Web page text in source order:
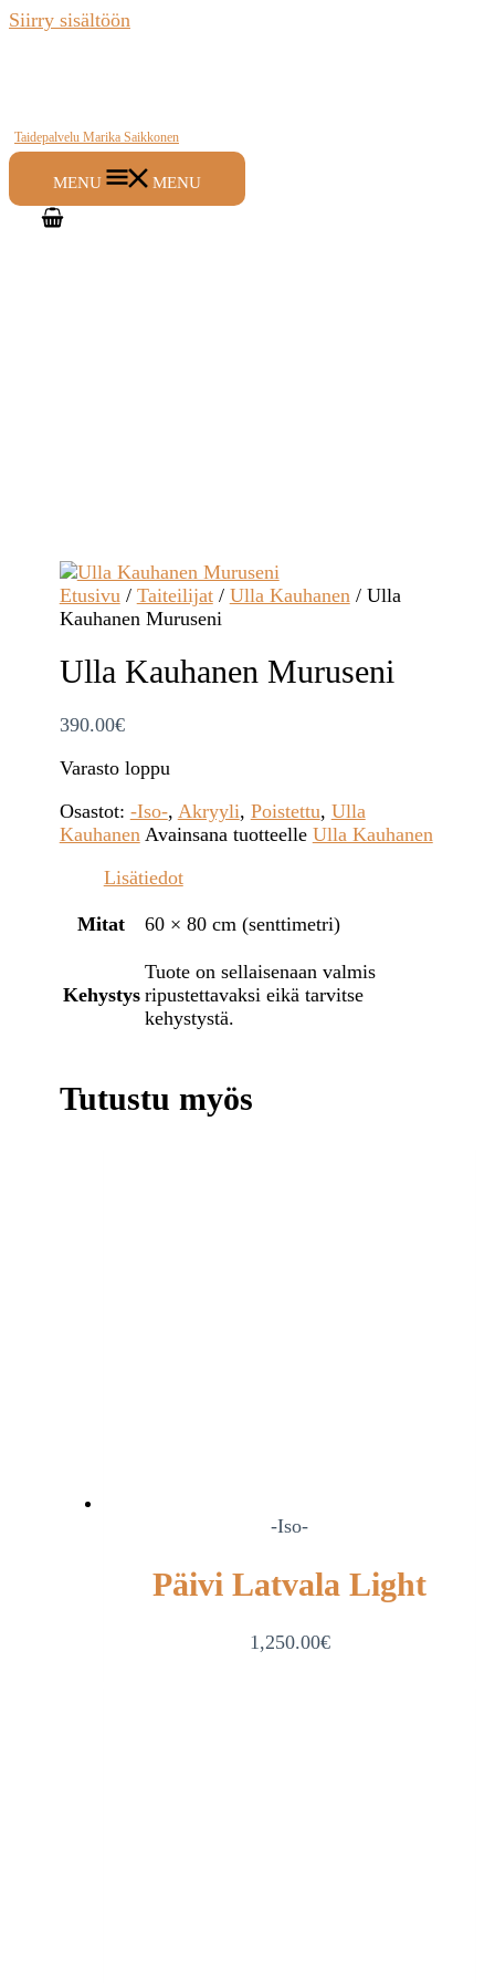
Siirry sisältöön
Taidepalvelu Marika Saikkonen
MENU MENU
Etusivu/ Taiteilijat/ Ulla Kauhanen/ Ulla
Kauhanen Muruseni
Ulla Kauhanen Muruseni
390.00€
Varasto loppu
Osastot: -Iso-, Akryyli, Poistettu, Ulla
Kauhanen Avainsana tuotteelle Ulla Kauhanen
Lisätiedot
Mitat 60 × 80 cm (senttimetri)
Kehystys
Tuote on sellaisenaan valmis
ripustettavaksi eikä tarvitse
kehystystä.
Tutustu myös
-Iso-
Päivi Latvala Light
1,250.00€